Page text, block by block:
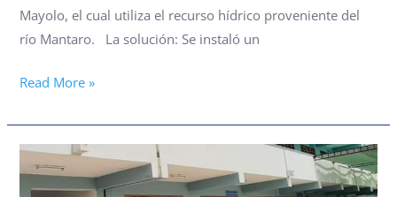
Mayolo, el cual utiliza el recurso hídrico proveniente del
río Mantaro. La solución: Se instaló un
Read More »
ADQUISICIÓN
DE